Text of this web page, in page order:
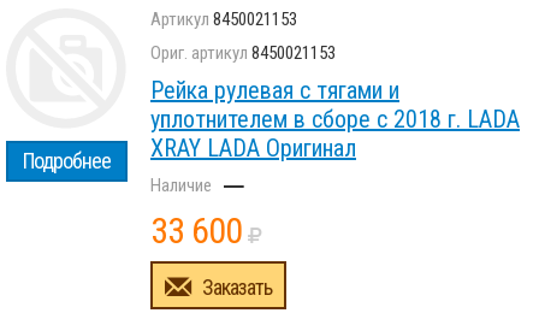
Подробнее
8450021153
8450021153
Рейка рулевая с тягами и
уплотнителем в сборе с 2018 г. LADA
XRAY LADA Оригинал
–
33 600
Заказать